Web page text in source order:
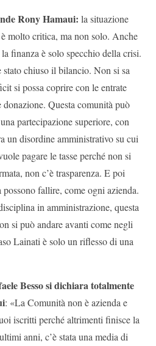
Rony Hamaui: la situazione
molto critica, ma non solo. Anche
finanza è solo specchio della crisi.
chiuso il bilancio. Non si sa
si possa coprire con le entrate
Questa comunità può
partecipazione superiore, con
un disordine amministrativo su cui
pagare le tasse perché non si
non c’è trasparenza. E poi
fallire, come ogni azienda.
in amministrazione, questa
si può andare avanti come negli
Lainati è solo un riflesso di una
Besso si dichiara totalmente
: «La Comunità non è azienda e
iscritti perché altrimenti finisce la
anni, c’è stata una media di